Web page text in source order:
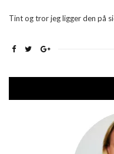
Tint og tror jeg ligger den på